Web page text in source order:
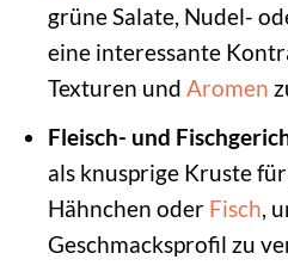
grüne Salate, Nudel-
eine interessante
Texturen und Aromen
Fleisch- und
als knusprige Kruste
Hähnchen oder Fisch,
Geschmacksprofil zu